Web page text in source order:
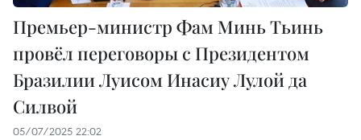
Премьер-министр Фам Минь Тьинь
провёл переговоры с Президентом
Бразилии Луисом Инасиу Лулой да
Силвой
05/07/2025 22:02